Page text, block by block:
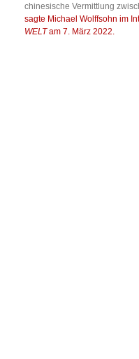
chinesische Vermittlung
sagte Michael Wolffsohn im
WELTam 7. März 2022.